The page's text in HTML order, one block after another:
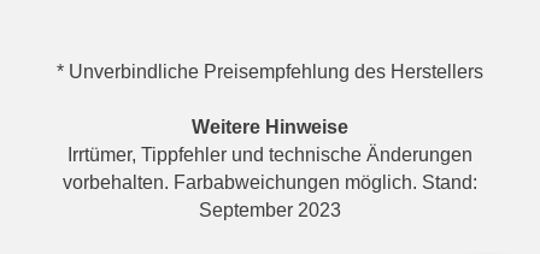
* Unverbindliche Preisempfehlung des Herstellers
Weitere Hinweise
Irrtümer, Tippfehler und technische Änderungen
vorbehalten. Farbabweichungen möglich. Stand:
September 2023